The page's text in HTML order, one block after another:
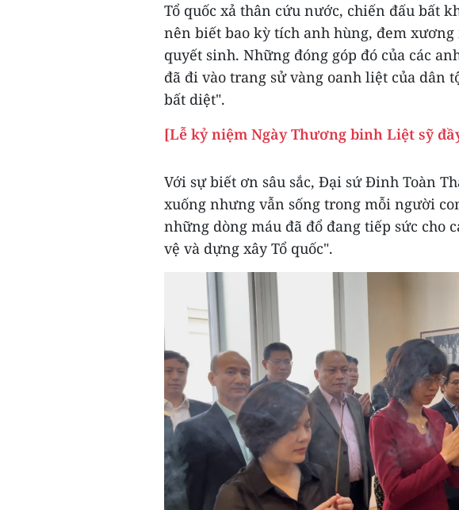
Tổ quốc xả thân cứu nước, chiến đấu bất
nên biết bao kỳ tích anh hùng, đem xương
quyết sinh. Những đóng góp đó của các
đã đi vào trang sử vàng oanh liệt của dân
bất diệt".
[Lễ kỷ niệm Ngày Thương binh Liệt sỹ
Với sự biết ơn sâu sắc, Đại sứ Đinh Toàn
xuống nhưng vẫn sống trong mỗi người
những dòng máu đã đổ đang tiếp sức cho
vệ và dựng xây Tổ quốc".